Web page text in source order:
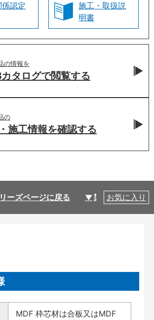
認定
施工・取扱説
明書
の情報を
タログで閲覧する
の
施工情報を確認する
ーズページに戻る 製品仕様
お気に入り
MDF 枠芯材は合板又はMDF